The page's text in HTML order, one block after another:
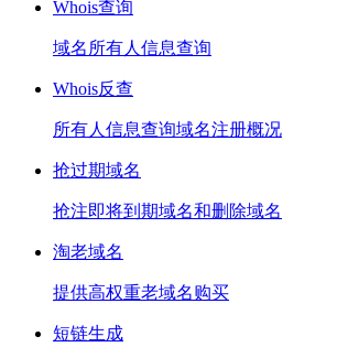
Whois查询
域名所有人信息查询
Whois反查
所有人信息查询域名注册概况
抢过期域名
抢注即将到期域名和删除域名
淘老域名
提供高权重老域名购买
短链生成